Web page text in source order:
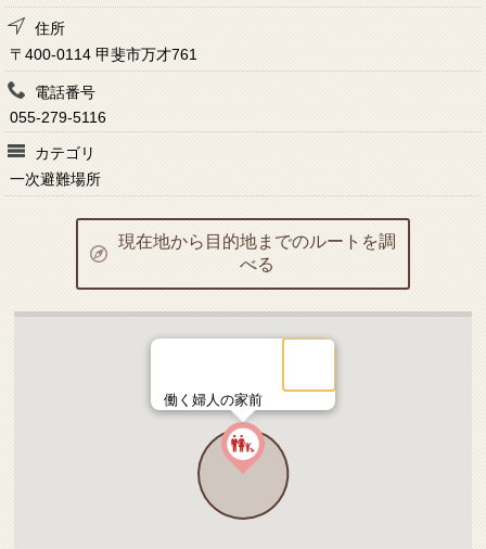
住所
〒400-0114 甲斐市万才761
電話番号
055-279-5116
カテゴリ
一次避難場所
現在地から目的地までのルートを調
べる
働く婦人の家前